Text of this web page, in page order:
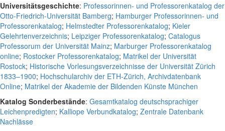
Universitätsgeschichte: Professorinnen- und Professorenkatalog der
Otto-Friedrich-Universität Bamberg; Hamburger Professorinnen- und
Professorenkatalog; Helmstedter Professorenkatalog; Kieler
Gelehrtenverzeichnis; Leipziger Professorenkatalog; Catalogus
Professorum der Universität Mainz; Marburger Professorenkatalog
online; Rostocker Professorenkatalog; Matrikel der Universität
Rostock; Historische Vorlesungsverzeichnisse der Universität Zürich
1833–1900; Hochschularchiv der ETH-Zürich, Archivdatenbank
Online; Matrikel der Akademie der Bildenden Künste München
Katalog Sonderbestände: Gesamtkatalog deutschsprachiger
Leichenpredigten; Kalliope Verbundkatalog; Zentrale Datenbank
Nachlässe